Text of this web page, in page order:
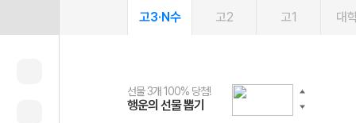
고3·N수 고2 고1 대
선물 3개 100% 당첨!
행운의 선물 뽑기
선물 100% 증정!
메가스터디 X 올리브
여름방학 스터디 캐시백
메가런 썸머스쿨
2027 러셀 단과
강사 공개선발
스마트러닝앱
설문 EVENT
메가패스
3일 무료 체험권
메가패스 수강생 무료혜택!
메가클럽 멤버십
사회공헌 캠페인
희망이룸 메가나눔